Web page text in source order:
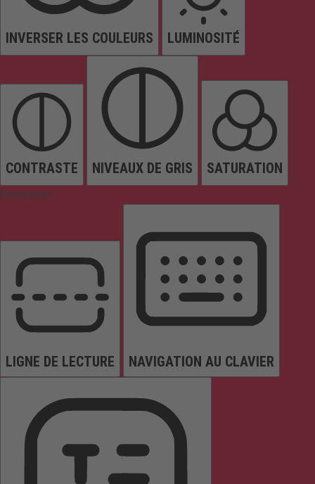
INVERSER LES COULEURS LUMINOSITÉ
CONTRASTE NIVEAUX DE GRIS SATURATION
Orientation
LIGNE DE LECTURE NAVIGATION AU CLAVIER